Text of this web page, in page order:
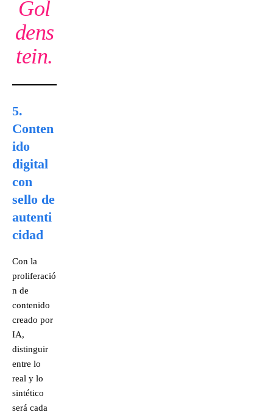
Gol
dens
tein.
5.
Conten
ido
digital
con
sello de
autenti
cidad
Con la
proliferació
n de
contenido
creado por
IA,
distinguir
entre lo
real y lo
sintético
será cada